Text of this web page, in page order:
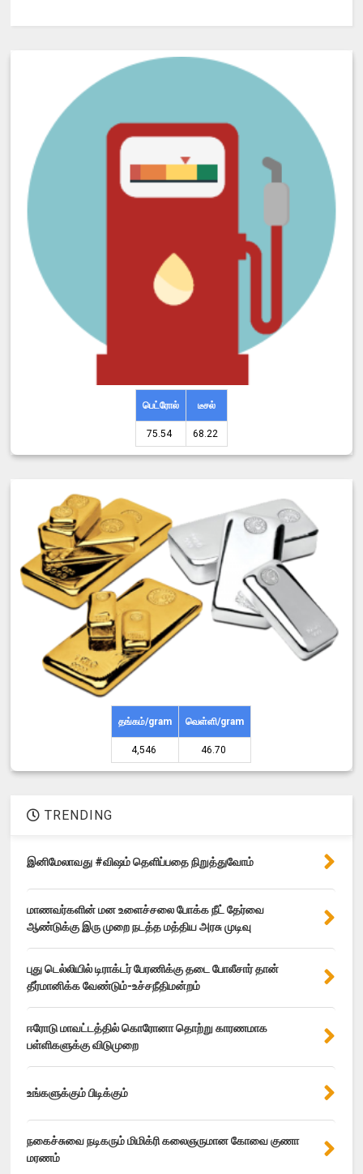
பெட்ரோல் டீசல்
75.54 ₹ 68.22 ₹
தங்கம்/gram வெள்ளி/gram
4,546 ₹ 46.70 ₹
TRENDING
இனிமேலாவது #விஷம் தெளிப்பதை நிறுத்துவோம்
மாணவர்களின் மன உளைச்சலை போக்க நீட் தேர்வை
ஆண்டுக்கு இரு முறை நடத்த மத்திய அரசு முடிவு
புது டெல்லியில் டிராக்டர் பேரணிக்கு தடை போலீசார் தான்
தீர்மானிக்க வேண்டும்-உச்சநீதிமன்றம்
ஈரோடு மாவட்டத்தில் கொரோனா தொற்று காரணமாக
பள்ளிகளுக்கு விடுமுறை
உங்களுக்கும் பிடிக்கும்
நகைச்சுவை நடிகரும் மிமிக்ரி கலைஞருமான கோவை குணா
மரணம்